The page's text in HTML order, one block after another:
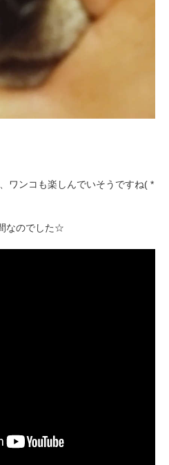
ワンコも楽しんでいそうですね( *
なのでした☆
リで開く
ダウンロードする